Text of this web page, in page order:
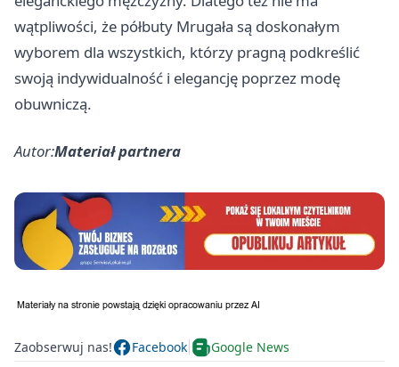
wątpliwości, że półbuty Mrugała są doskonałym
wyborem dla wszystkich, którzy pragną podkreślić
swoją indywidualność i elegancję poprzez modę
obuwniczą.
Autor:Materiał partnera
Zaobserwuj nas! Facebook Google News